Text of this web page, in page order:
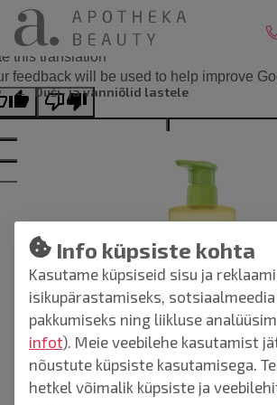
Liigu sisu juurde
Duši- ja vanniõlid lastele
text
this translation
feedback will be used to help improve
Info küpsiste kohta
Kasutame küpsiseid sisu ja
isikupärastamiseks,
pakkumiseks ning liikluse
infot). Meie veebilehe kasutamist
nõustute küpsiste kasutamisega.
hetkel võimalik küpsiste ja